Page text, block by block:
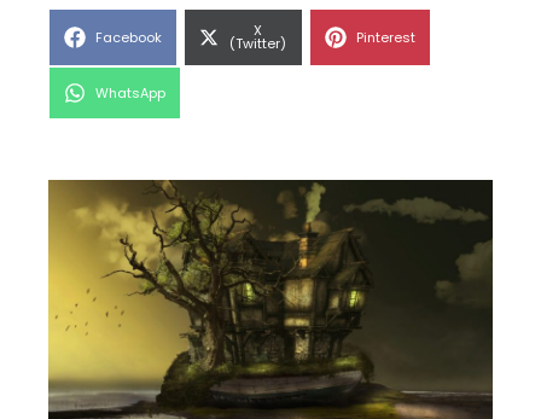
Share
Facebook Share
on
X
(Twitter) Share
Pinterest
Share
WhatsApp